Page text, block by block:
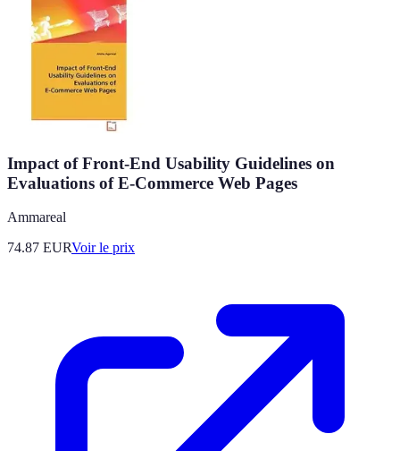
Impact of Front-End Usability Guidelines on
Evaluations of E-Commerce Web Pages
Ammareal
74.87 EURVoir le prix